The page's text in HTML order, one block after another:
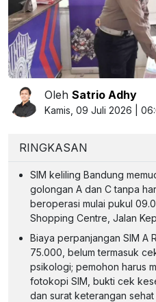
Oleh Satrio Adhy
Kamis, 09 Juli 2026 |
RINGKASAN
SIM keliling Bandung
golongan A dan C tanpa
beroperasi mulai pukul
Shopping Centre, Jalan
Biaya perpanjangan SIM A
75.000, belum termasuk
psikologi; pemohon harus
fotokopi SIM, bukti cek
dan surat keterangan sehat